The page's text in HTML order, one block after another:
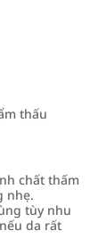
thấu
chất thấm
nhẹ.
tùy nhu
da rất